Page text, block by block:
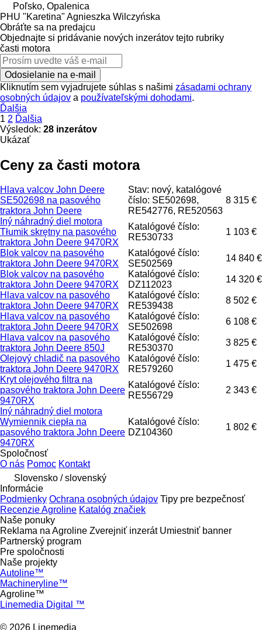
Poľsko, Opalenica
PHU "Karetina" Agnieszka Wilczyńska
Obráťte sa na predajcu
Objednajte si pridávanie nových inzerátov tejto rubriky
časti motora
Odosielanie na e-mail
Kliknutím sem vyjadrujete súhlas s našimi zásadami ochrany
osobných údajov a používateľskými dohodami.
Ďalšia
1 2 Ďalšia
Výsledok: 28 inzerátov
Ukázať
Ceny za časti motora
Hlava valcov John Deere
SE502698 na pasového
traktora John Deere
Stav: nový, katalógové
číslo: SE502698,
RE542776, RE520563
8 315 €
Iný náhradný diel motora
Tłumik skrętny na pasového
traktora John Deere 9470RX
Katalógové číslo:
RE530733
1 103 €
Blok valcov na pasového
traktora John Deere 9470RX
Katalógové číslo:
SE502569
14 840 €
Blok valcov na pasového
traktora John Deere 9470RX
Katalógové číslo:
DZ112023
14 320 €
Hlava valcov na pasového
traktora John Deere 9470RX
Katalógové číslo:
RE539438
8 502 €
Hlava valcov na pasového
traktora John Deere 9470RX
Katalógové číslo:
SE502698
6 108 €
Hlava valcov na pasového
traktora John Deere 850J
Katalógové číslo:
RE530370
3 825 €
Olejový chladič na pasového
traktora John Deere 9470RX
Katalógové číslo:
RE579260
1 475 €
Kryt olejového filtra na
pasového traktora John Deere
9470RX
Katalógové číslo:
RE556729
2 343 €
Iný náhradný diel motora
Wymiennik ciepła na
pasového traktora John Deere
9470RX
Katalógové číslo:
DZ104360
1 802 €
Spoločnosť
O nás Pomoc Kontakt
Slovensko / slovenský
Informácie
Podmienky Ochrana osobných údajov Tipy pre bezpečnosť
Recenzie Agroline Katalóg značiek
Naše ponuky
Reklama na Agroline Zverejniť inzerát Umiestniť banner
Partnerský program
Pre spoločnosti
Naše projekty
Autoline™
Machineryline™
Agroline™
Linemedia Digital ™
© 2026 Linemedia